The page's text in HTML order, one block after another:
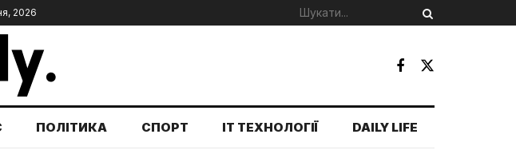
2026
ПОЛІТИКА СПОРТ IT ТЕХНОЛОГІЇ DAILY LIFE